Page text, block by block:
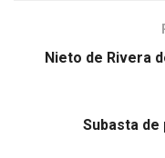
Nieto de Rivera
Subasta de